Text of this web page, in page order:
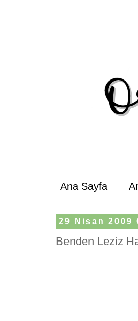
Ana Sayfa
29 Nisan 2009
Benden Leziz